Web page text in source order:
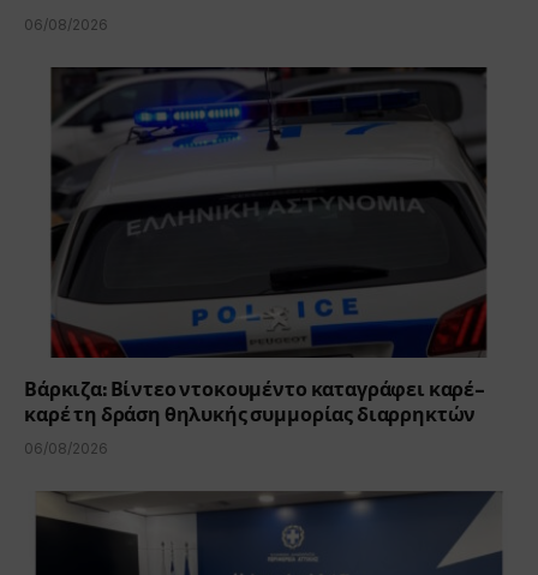
06/08/2026
Βάρκιζα: Βίντεο ντοκουμέντο καταγράφει καρέ-
καρέ τη δράση θηλυκής συμμορίας διαρρηκτών
06/08/2026